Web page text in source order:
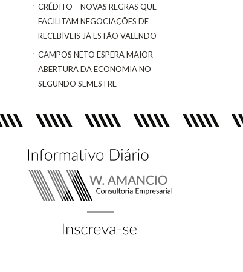
CRÉDITO – NOVAS REGRAS QUE
FACILITAM NEGOCIAÇÕES DE
RECEBÍVEIS JÁ ESTÃO VALENDO
CAMPOS NETO ESPERA MAIOR
ABERTURA DA ECONOMIA NO
SEGUNDO SEMESTRE